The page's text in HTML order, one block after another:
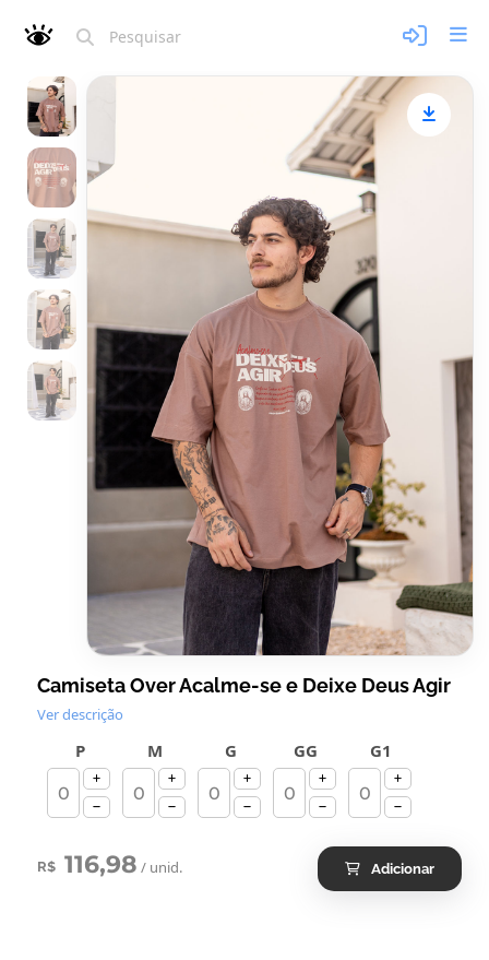
Camiseta Over Acalme-se e Deixe Deus Agir
Ver descrição
P M G GG G1
R$ 116,98 / unid. Adicionar